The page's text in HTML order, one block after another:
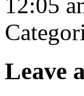
Leave